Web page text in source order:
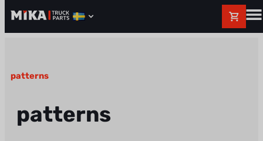
patterns
patterns